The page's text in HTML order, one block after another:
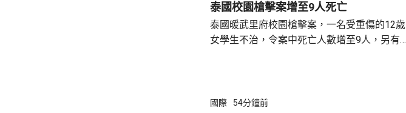
泰國校園槍擊案增至9人死亡
泰國暖武里府校園槍擊案，一名受重傷的12歲
女學生不治，令案中死亡人數增至9人，另有
手的犯案動機及子彈來源等，計劃明日召開記
國際 54分鐘前